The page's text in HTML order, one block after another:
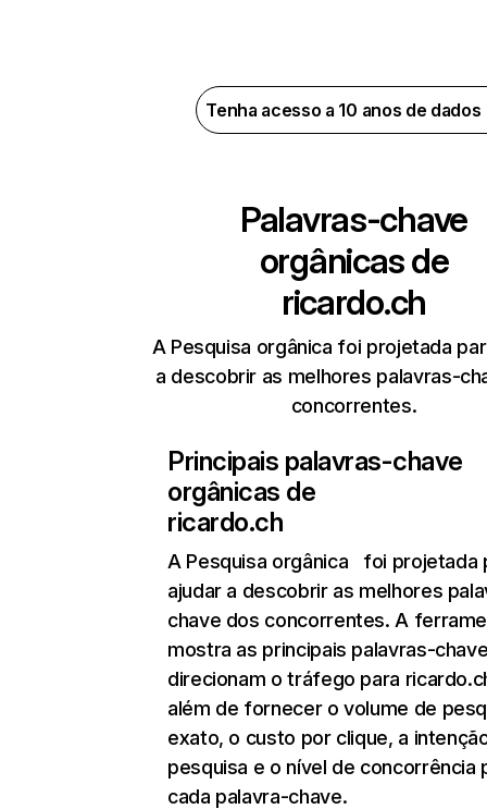
Tenha acesso a 10 anos de
Palavras-chave
orgânicas de
ricardo.ch
A Pesquisa orgânica foi projetada
a descobrir as melhores palavras-
concorrentes.
Principais palavras-chave
orgânicas de
ricardo.ch
A Pesquisa orgânica foi projetada
ajudar a descobrir as melhores
chave dos concorrentes. A
mostra as principais palavras-
direcionam o tráfego para
além de fornecer o volume de
exato, o custo por clique, a
pesquisa e o nível de concorrência
cada palavra-chave.